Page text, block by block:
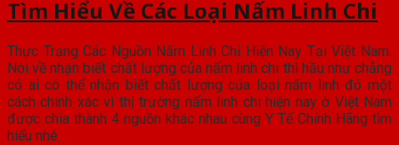
Tìm Hiểu Về Các Loại Nấm Linh Chi
Thực Trạng Các Nguồn Nấm Linh Chi Hiện Nay Tại Việt Nam.
Nói về nhận biết chất lượng của nấm linh chi thì hầu như chẳng
có ai có thể nhận biết chất lượng của loại nấm linh đó một
cách chính xác vì thị trường nấm linh chi hiện nay ờ Việt Nam
được chia thành 4 nguồn khác nhau cùng Y Tế Chính Hãng tìm
hiểu nhé.